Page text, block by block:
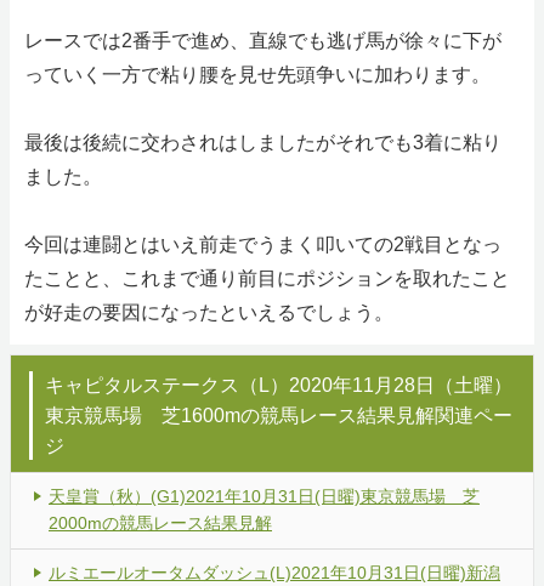
レースでは2番手で進め、直線でも逃げ馬が徐々に下が
っていく一方で粘り腰を見せ先頭争いに加わります。
最後は後続に交わされはしましたがそれでも3着に粘り
ました。
今回は連闘とはいえ前走でうまく叩いての2戦目となっ
たことと、これまで通り前目にポジションを取れたこと
が好走の要因になったといえるでしょう。
キャピタルステークス（L）2020年11月28日（土曜）
東京競馬場 芝1600mの競馬レース結果見解関連ペー
ジ
天皇賞（秋）(G1)2021年10月31日(日曜)東京競馬場 芝
2000mの競馬レース結果見解
ルミエールオータムダッシュ(L)2021年10月31日(日曜)新潟